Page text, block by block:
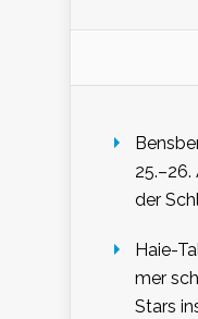
der
Haie-
mer
Stars